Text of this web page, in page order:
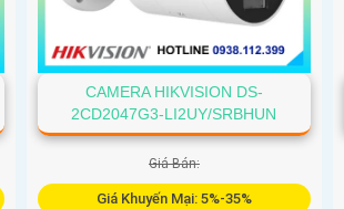
CAMERA HIKVISION DS-
2CD2047G3-LI2UY/SRBHUN
Giá Bán:
Giá Khuyến Mại: 5%-35%